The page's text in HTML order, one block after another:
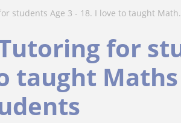
for students Age 3 - 18. I love to taught
for
taught